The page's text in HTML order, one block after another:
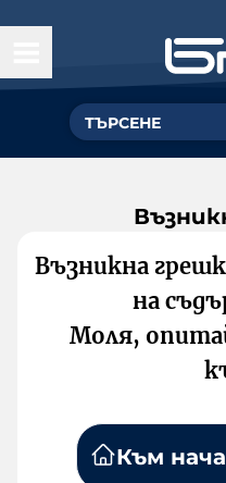
Възникна
на
Моля,
Към